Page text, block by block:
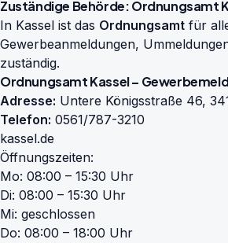
Zuständige Behörde: Ordnungsamt
In Kassel ist das Ordnungsamt für
Gewerbeanmeldungen,
zuständig.
Ordnungsamt Kassel –
Adresse: Untere Königsstraße 46,
Telefon: 0561/787-3210
kassel.de
Öffnungszeiten:
Mo: 08:00 – 15:30 Uhr
Di: 08:00 – 15:30 Uhr
Mi: geschlossen
Do: 08:00 – 18:00 Uhr